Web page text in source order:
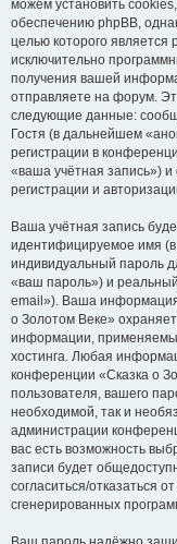
можем установить
обеспечению phpBB,
целью которого является
исключительно
получения вашей
отправляете на форум.
следующие данные:
Гостя (в дальнейшем
регистрации в
«ваша учётная запись»)
регистрации и
Ваша учётная запись
идентифицируемое имя
индивидуальный пароль
«ваш пароль») и
email»). Ваша
о Золотом Веке»
информации,
хостинга. Любая
конференции «Сказка о
пользователя, вашего
необходимой, так и
администрации
вас есть возможность
записи будет
согласиться/отказаться
сгенерированных